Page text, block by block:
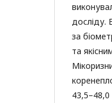
досліду.
за
та